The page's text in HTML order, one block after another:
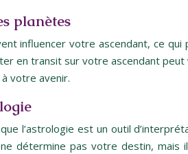
planètes
influencer votre ascendant, ce
en transit sur votre ascendant
votre avenir.
l’astrologie est un outil
détermine pas votre destin, mais